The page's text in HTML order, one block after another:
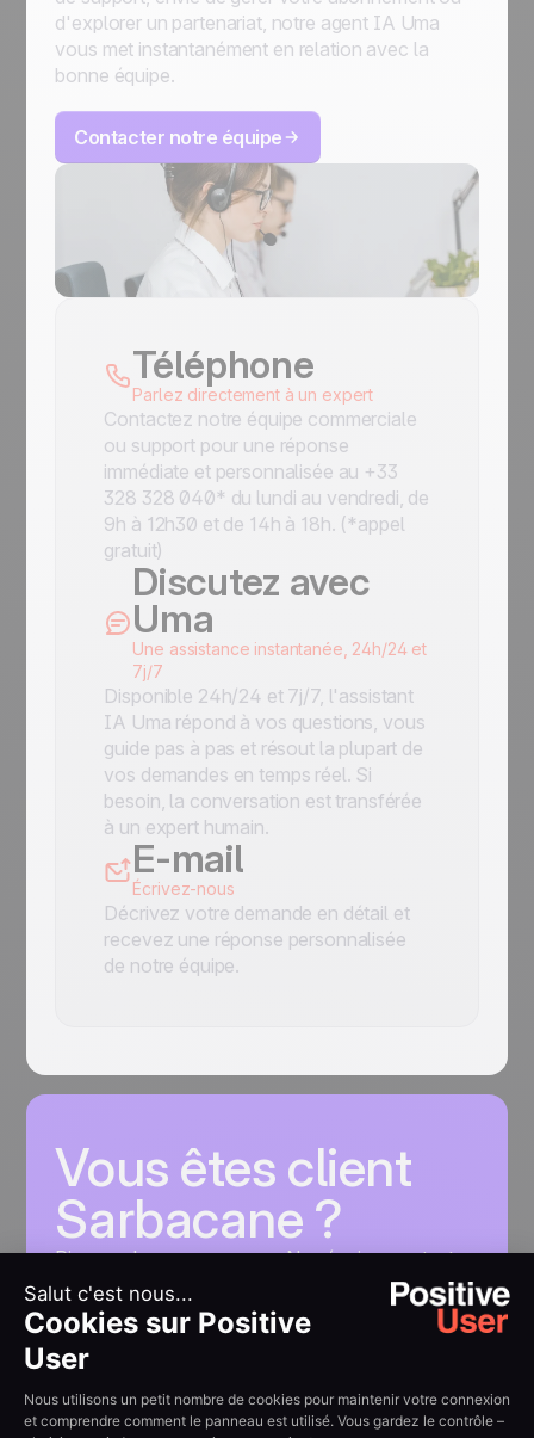
d'explorer un partenariat, notre agent IA Uma
vous met instantanément en relation avec la
bonne équipe.
Contacter notre équipe
Téléphone
Parlez directement à un expert
Contactez notre équipe commerciale
ou support pour une réponse
immédiate et personnalisée au +33
328 328 040* du lundi au vendredi, de
9h à 12h30 et de 14h à 18h. (*appel
gratuit)
Discutez avec
Uma
Une assistance instantanée, 24h/24 et
7j/7
Disponible 24h/24 et 7j/7, l'assistant
IA Uma répond à vos questions, vous
guide pas à pas et résout la plupart de
vos demandes en temps réel. Si
besoin, la conversation est transférée
à un expert humain.
E-mail
Écrivez-nous
Décrivez votre demande en détail et
recevez une réponse personnalisée
de notre équipe.
Vous êtes client
Sarbacane ?
Rien ne change pour vous. Nos équipes restent
disponibles pour vous accompagner et répondre
à vos questions.
Nous contacter